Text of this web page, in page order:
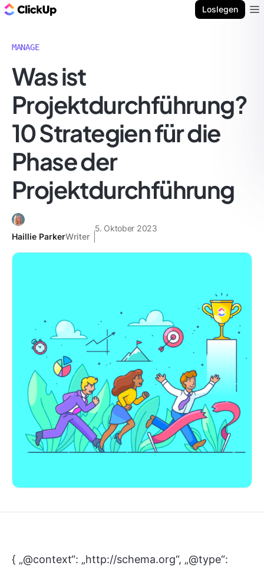
Loslegen
MANAGE
Was ist
Projektdurchführung?
10 Strategien für die
Phase der
Projektdurchführung
Haillie ParkerWriter
5. Oktober 2023
{ „@context“: „http://schema.org“, „@type“: